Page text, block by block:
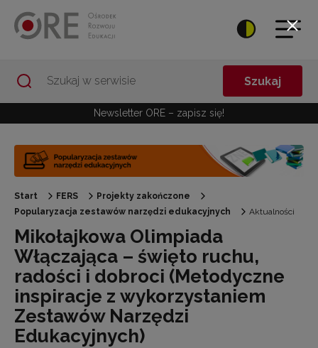
Szukaj
Newsletter ORE – zapisz się!
Start FERS
Projekty zakończone
Popularyzacja zestawów narzędzi edukacyjnych
Aktualności
Mikołajkowa Olimpiada
Włączająca – święto ruchu,
radości i dobroci (Metodyczne
inspiracje z wykorzystaniem
Zestawów Narzędzi
Edukacyjnych)